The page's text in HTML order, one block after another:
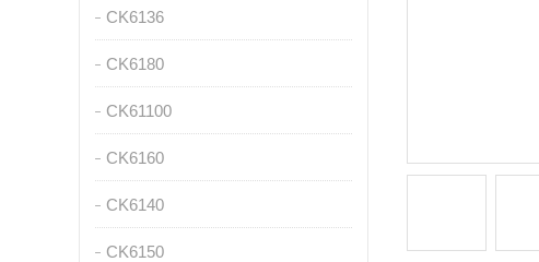
CK6136
CK6180
CK61100
CK6160
CK6140
CK6150